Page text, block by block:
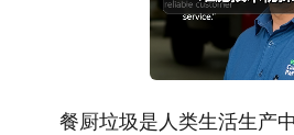
餐厨垃圾是人类生活生产